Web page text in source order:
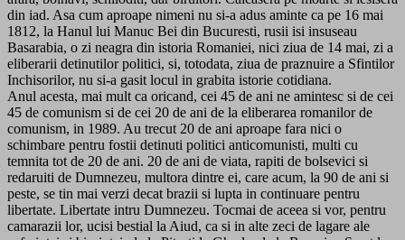
din iad. Asa cum aproape nimeni nu si-a adus aminte ca pe 16 mai
1812, la Hanul lui Manuc Bei din Bucuresti, rusii isi insuseau
Basarabia, o zi neagra din istoria Romaniei, nici ziua de 14 mai, zi a
eliberarii detinutilor politici, si, totodata, ziua de praznuire a Sfintilor
Inchisorilor, nu si-a gasit locul in grabita istorie cotidiana.
Anul acesta, mai mult ca oricand, cei 45 de ani ne amintesc si de cei
45 de comunism si de cei 20 de ani de la eliberarea romanilor de
comunism, in 1989. Au trecut 20 de ani aproape fara nici o
schimbare pentru fostii detinuti politici anticomunisti, multi cu
temnita tot de 20 de ani. 20 de ani de viata, rapiti de bolsevici si
redaruiti de Dumnezeu, multora dintre ei, care acum, la 90 de ani si
peste, se tin mai verzi decat brazii si lupta in continuare pentru
libertate. Libertate intru Dumnezeu. Tocmai de aceea si vor, pentru
camarazii lor, ucisi bestial la Aiud, ca si in alte zeci de lagare ale